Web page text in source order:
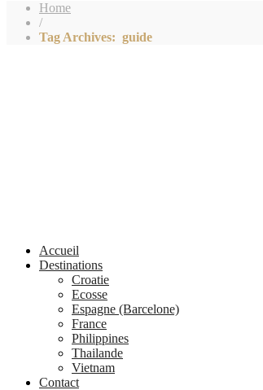
Home
/
Tag Archives: guide
Accueil
Destinations
Croatie
Ecosse
Espagne (Barcelone)
France
Philippines
Thailande
Vietnam
Contact